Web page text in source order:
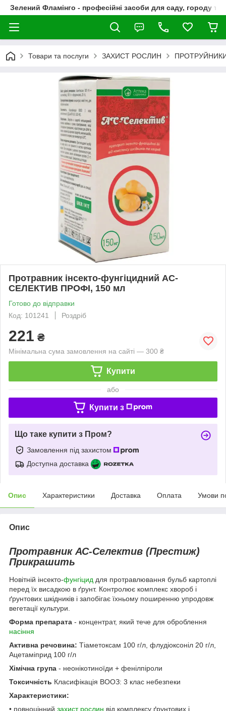
Зелений Фламінго - професійні засоби для саду, городу та
Товари та послуги ЗАХИСТ РОСЛИН
Протравник інсекто-фунгіцидний АС-
СЕЛЕКТИВ ПРОФІ, 150 мл
Готово до відправки
Код: 101241
Роздріб
221 ₴
Мінімальна сума замовлення на сайті — 300 ₴
Купити
або
Купити з
Що таке купити з Пром?
Замовлення під захистом
Доступна доставка
Опис Характеристики Доставка Оплата Умови
Опис
Протравник АС-Селектив (Престиж)
Прикрашить
Новітній інсекто-фунгіцид для протравлювання бульб картоплі
перед їх висадкою в ґрунт. Контролює комплекс хвороб і
ґрунтових шкідників і запобігає їхньому поширенню упродовж
вегетації культури.
Форма препарата - концентрат, який тече для оброблення
насіння
Активна речовина: Тіаметоксам 100 г/л, флудіоксоніл 20 г/л,
Ацетаміприд 100 г/л
Хімічна група - неонікотиноїди + фенілпіроли
Токсичність Класифікація ВООЗ: 3 клас небезпеки
Характеристики:
• повноцінний захист рослин від комплексу ґрунтових і